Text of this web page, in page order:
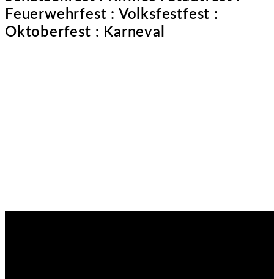
Feuerwehrfest : Volksfestfest :
Oktoberfest : Karneval